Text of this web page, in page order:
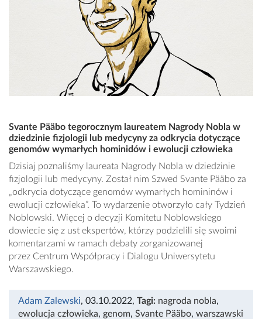
Svante Pääbo tegorocznym laureatem Nagrody Nobla w
dziedzinie fizjologii lub medycyny za odkrycia dotyczące
genomów wymarłych hominidów i ewolucji człowieka
Dzisiaj poznaliśmy laureata Nagrody Nobla w dziedzinie
fizjologii lub medycyny. Został nim Szwed Svante Pääbo za
„odkrycia dotyczące genomów wymarłych homininów i
ewolucji człowieka”. To wydarzenie otworzyło cały Tydzień
Noblowski. Więcej o decyzji Komitetu Noblowskiego
dowiecie się z ust ekspertów, którzy podzielili się swoimi
komentarzami w ramach debaty zorganizowanej
przez Centrum Współpracy i Dialogu Uniwersytetu
Warszawskiego.
Adam Zalewski, 03.10.2022, Tagi: nagroda nobla,
ewolucja człowieka, genom, Svante Pääbo, warszawski